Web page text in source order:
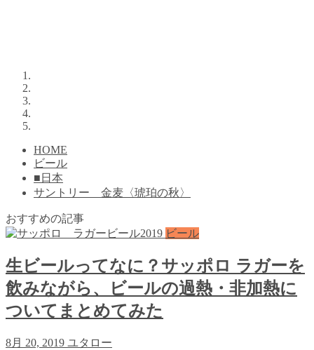
HOME
ビール
■日本
サントリー 金麦〈琥珀の秋〉
おすすめの記事
ビール
生ビールってなに？サッポロ ラガーを
飲みながら、ビールの過熱・非加熱に
ついてまとめてみた
8月 20, 2019 ユタロー